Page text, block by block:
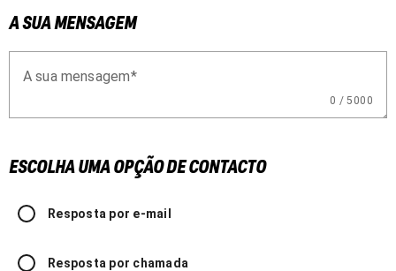
A SUA MENSAGEM
0 / 5000
A sua mensagem
ESCOLHA UMA OPÇÃO DE CONTACTO
Resposta por e-mail
Resposta por chamada